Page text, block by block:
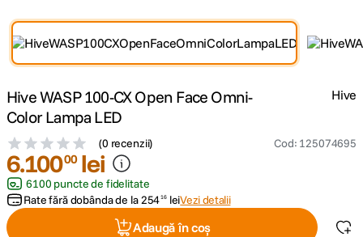
3. trepied telefon
5 canon sx740 hs
6. lavaliera
7. card memorie
Hive WASP 100-CX Open Face Omni-
Color Lampa LED
(0 recenzii) Cod: 125074695
Hive
6.10000 lei
6100 puncte de fidelitate
Rate fără dobânda de la25416 leiVezi detalii
Adaugă în coș